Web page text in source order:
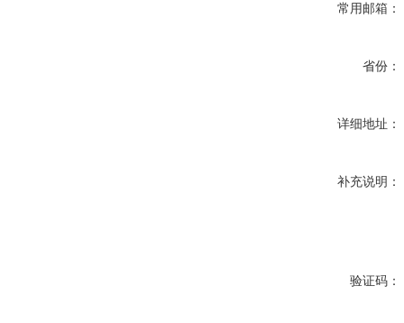
常用邮箱：
省份：
详细地址：
补充说明：
验证码：